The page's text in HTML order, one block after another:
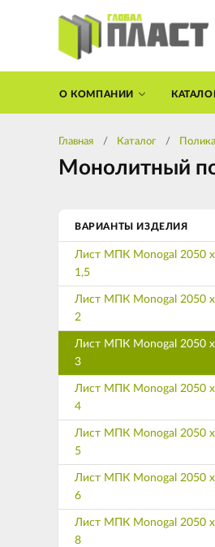
О КОМПАНИИ
Главная Каталог
Монолитный
ВАРИАНТЫ ИЗДЕЛИЯ
Лист МПК Monogal 2050
1,5
Лист МПК Monogal 2050
2
Лист МПК Monogal 2050
3
Лист МПК Monogal 2050
4
Лист МПК Monogal 2050
5
Лист МПК Monogal 2050
6
Лист МПК Monogal 2050
8